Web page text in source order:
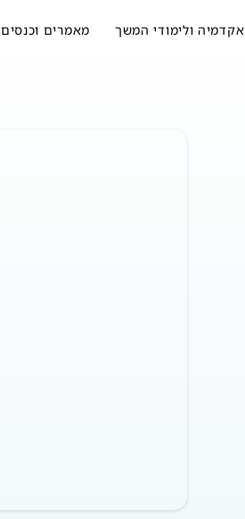
אקדמיה ולימודי המשך מאמרים וכנסים